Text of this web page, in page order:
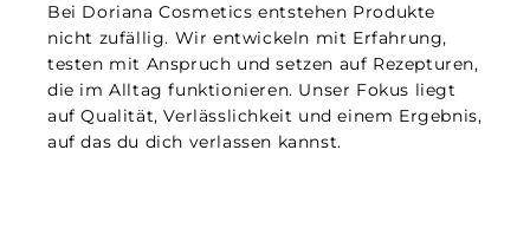
Bei Doriana Cosmetics entstehen Produkte
nicht zufällig. Wir entwickeln mit Erfahrung,
testen mit Anspruch und setzen auf Rezepturen,
die im Alltag funktionieren. Unser Fokus liegt
auf Qualität, Verlässlichkeit und einem Ergebnis,
auf das du dich verlassen kannst.